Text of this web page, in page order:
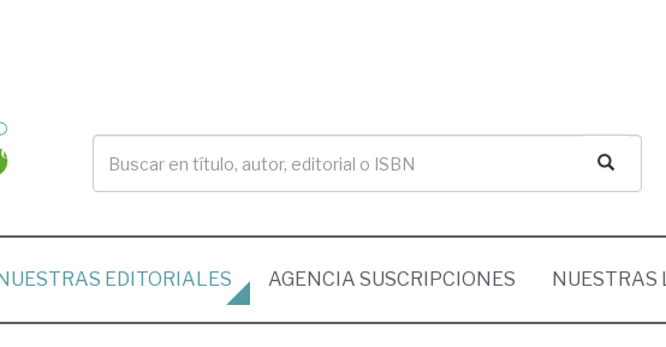
EDITORIALES AGENCIA SUSCRIPCIONES NUESTRAS